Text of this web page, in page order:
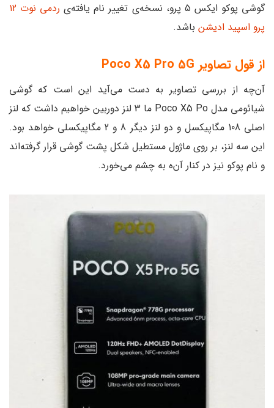
گوشی پوکو ایکس ۵ پرو، نسخه‌ی تغییر نام یافته‌ی
ردمی نوت ۱۲
پرو اسپید ادیشن باشد.
از قول تصاویر Poco X5 Pro 5G
آن‌چه از بررسی تصاویر به دست می‌آید این است که گوشی
شیائومی مدل Poco X5 Po ما 3 لنز دوربین خواهیم داشت که لنز
اصلی 108 مگاپیکسل و دو لنز دیگر 8 و 2 مگاپیکسلی خواهد بود.
این سه لنز، بر روی ماژول مستطیل شکل پشت گوشی قرار گرفته‌اند
و نام پوکو نیز در کنار آن‌ه به چشم می‌خورد.